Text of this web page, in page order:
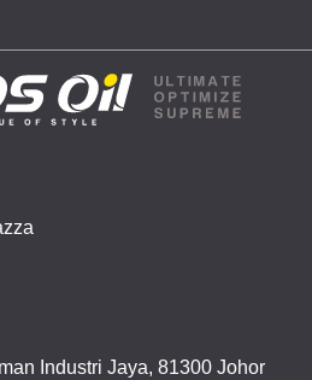
Industri Jaya, 81300 Johor